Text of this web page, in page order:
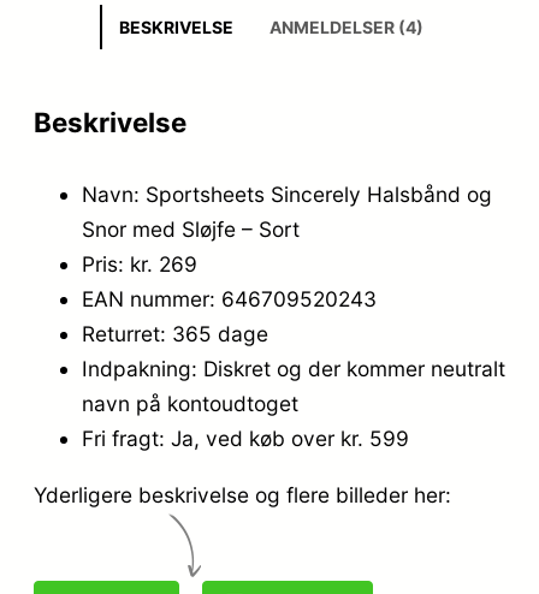
BESKRIVELSE ANMELDELSER (4)
Beskrivelse
Navn: Sportsheets Sincerely Halsbånd og
Snor med Sløjfe – Sort
Pris: kr. 269
EAN nummer: 646709520243
Returret: 365 dage
Indpakning: Diskret og der kommer neutralt
navn på kontoudtoget
Fri fragt: Ja, ved køb over kr. 599
Yderligere beskrivelse og flere billeder her: